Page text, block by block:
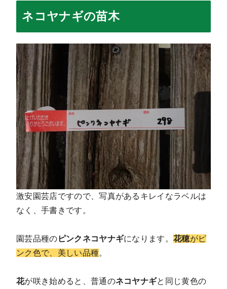
ネコヤナギの苗木
激安園芸店ですので、写真があるキレイなラベルは
なく、手書きです。
園芸品種の ピンクネコヤナギになります。花穂がピ
ンク色で、美しい品種。
花が咲き始めると、普通のネコヤナギと同じ黄色の